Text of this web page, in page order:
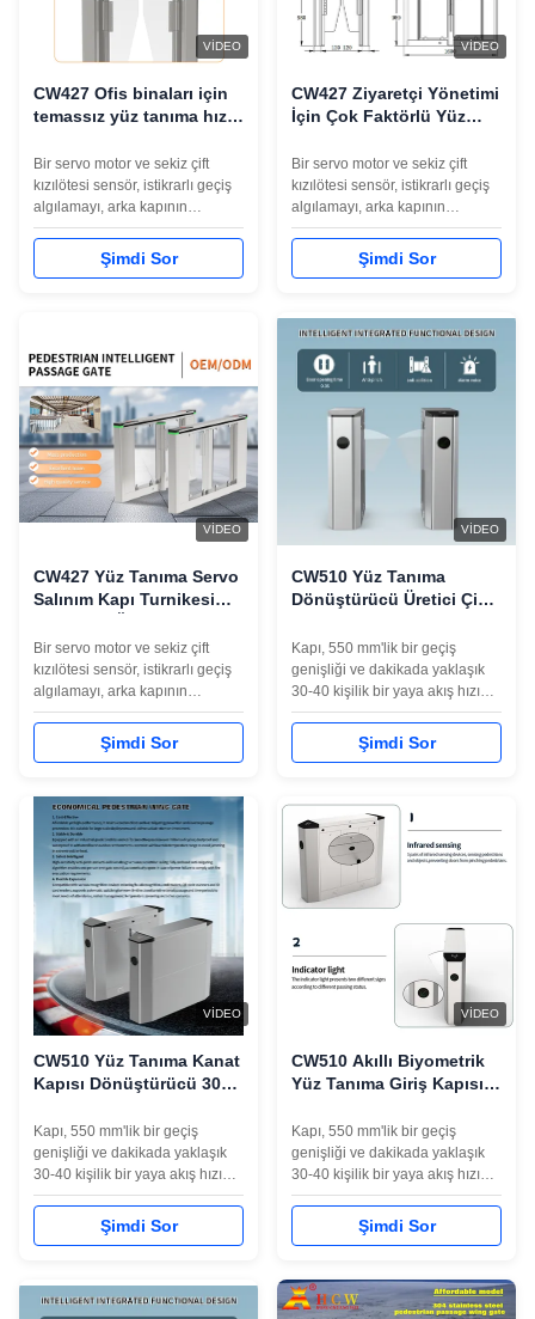
VIDEO
CW427 Ofis binaları için
temassız yüz tanıma hız
Bir servo motor ve sekiz çift
kızılötesi sensör, istikrarlı geçiş
algılamayı, arka kapının
kapanmasını önleme kontrolünü
ve dakikada yaklaşık 30-50
kişinin verimli yaya akışını
mm'den 900 mm'ye kadar
yapılandırılabilir
Şimdi Sor
VIDEO
CW427 Ziyaretçi Yönetimi
İçin Çok Faktörlü Yüz
Bir servo motor ve sekiz çift
kızılötesi sensör, istikrarlı geçiş
algılamayı, arka kapının
kapanmasını önleme kontrolünü
ve dakikada yaklaşık 30-50
kişinin verimli yaya akışını
standart şeritler veya daha
geniş erişilebilirlik için 600
mm'den 900 mm'ye kadar
yapılandırılabilir
Şimdi Sor
VIDEO
CW427 Yüz Tanıma Servo
Salınım Kapı Turnikesi
Kontrollü
Bir servo motor ve sekiz çift
kızılötesi sensör, istikrarlı geçiş
algılamayı, arka kapının
kapanmasını önleme kontrolünü
ve dakikada yaklaşık 30-50
kişinin verimli yaya akışını
standart şeritler veya daha
geniş erişilebilirlik için 600
mm'den 900 mm'ye kadar
yapılandırılabilir
Şimdi Sor
VIDEO
CW510 Yüz Tanıma
Dönüştürücü Üretici Çin
Kapı, 550 mm'lik bir geçiş
genişliği ve dakikada yaklaşık
30-40 kişilik bir yaya akış hızı
sağlar. Yüz tanıma ve kartlı
geçiş sistemleri ile entegre
edilerek çalışanlara,
oluşturulabilmektedir.
Şimdi Sor
VIDEO
CW510 Yüz Tanıma Kanat
Kapısı Dönüştürücü 304
Kapı, 550 mm'lik bir geçiş
genişliği ve dakikada yaklaşık
30-40 kişilik bir yaya akış hızı
sağlar. Yüz tanıma ve kartlı
geçiş sistemleri ile entegre
edilerek çalışanlara,
oluşturulabilmektedir.
Şimdi Sor
VIDEO
CW510 Akıllı Biyometrik
Yüz Tanıma Giriş Kapısı
Kapı, 550 mm'lik bir geçiş
genişliği ve dakikada yaklaşık
30-40 kişilik bir yaya akış hızı
sağlar. Yüz tanıma ve kartlı
geçiş sistemleri ile entegre
edilerek çalışanlara,
akıllı giriş kontrol çözümü
oluşturulabilmektedir.
Şimdi Sor